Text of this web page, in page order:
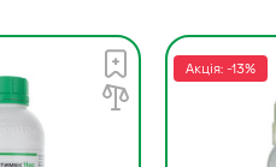
Акція: -13%